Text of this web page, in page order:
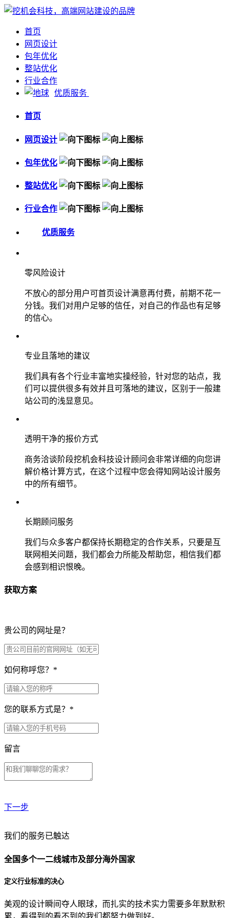
首页
网页设计
包年优化
整站优化
行业合作
优质服务
首页
网页设计
包年优化
整站优化
行业合作
优质服务
零风险设计
不放心的部分用户可首页设计满意再付费，前期不花一
分钱。我们对用户足够的信任，对自己的作品也有足够
的信心。
专业且落地的建议
我们具有各个行业丰富地实操经验，针对您的站点，我
们可以提供很多有效并且可落地的建议，区别于一般建
站公司的浅显意见。
透明干净的报价方式
商务洽谈阶段挖机会科技设计顾问会非常详细的向您讲
解价格计算方式，在这个过程中您会得知网站设计服务
中的所有细节。
长期顾问服务
我们与众多客户都保持长期稳定的合作关系，只要是互
联网相关问题，我们都会力所能及帮助您，相信我们都
会感到相识恨晚。
获取方案
贵公司的网址是？
如何称呼您？ *
您的联系方式是？ *
留言
下一步
贵公司预算范围是？
贵公司的团队规模是？
目前主要的营销渠道是？
我们的服务已触达
全国多个一二线城市及部分海外国家
定义行业标准的决心
美观的设计瞬间夺人眼球，而扎实的技术实力需要多年默默积
累，看得到的看不到的我们都努力做到好。